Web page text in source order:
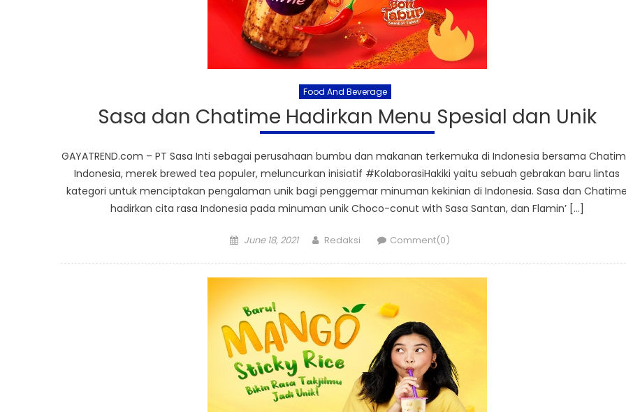
Food And Beverage
Sasa dan Chatime Hadirkan Menu Spesial dan Unik
GAYATREND.com – PT Sasa Inti sebagai perusahaan bumbu dan makanan terkemuka di Indonesia bersama
Indonesia, merek brewed tea populer, meluncurkan inisiatif #KolaborasiHakiki yaitu sebuah gebrakan baru lintas
kategori untuk menciptakan pengalaman unik bagi penggemar minuman kekinian di Indonesia. Sasa dan
hadirkan cita rasa Indonesia pada minuman unik Choco-conut with Sasa Santan, dan Flamin’ […]
Posted
June 18, 2021 Author
Redaksi Comment(0)